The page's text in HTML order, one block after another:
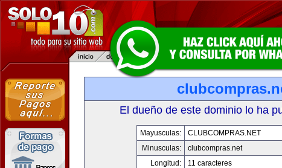
El dueño de este dominio lo ha
Mayusculas:
CLUBCOMPRAS.NET
Minusculas:
clubcompras.net
Longitud:
11 caracteres